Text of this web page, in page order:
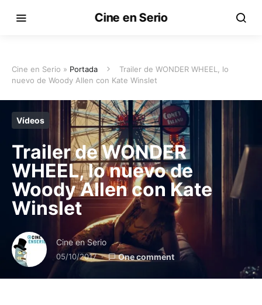
Cine en Serio
Cine en Serio » Portada
Trailer de WONDER WHEEL, lo
nuevo de Woody Allen con Kate Winslet
Vídeos
Trailer de WONDER
WHEEL, lo nuevo de
Woody Allen con Kate
Winslet
Cine en Serio
05/10/2017 One comment